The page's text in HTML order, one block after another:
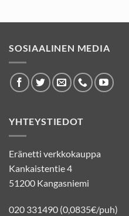
SOSIAALINEN MEDIA
YHTEYSTIEDOT
Eränetti verkkokauppa
Kankaistentie 4
51200 Kangasniemi
020 331490 (0,0835€/puh)